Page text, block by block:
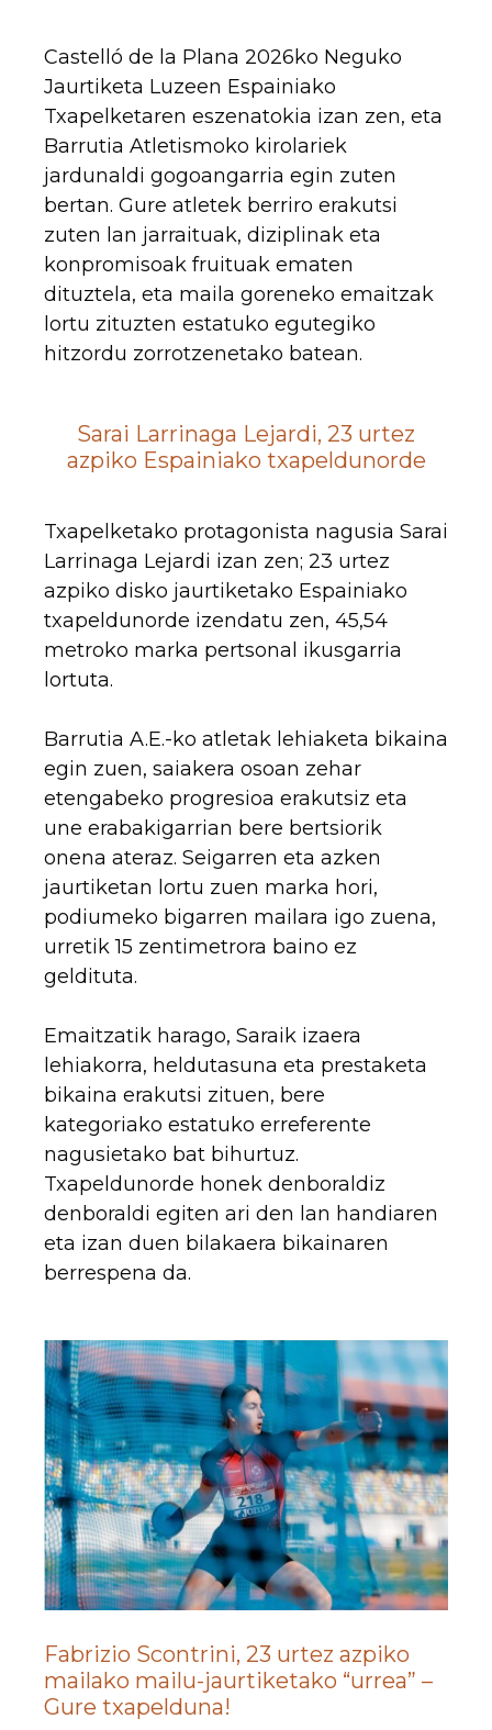
Castelló de la Plana 2026ko Neguko
Jaurtiketa Luzeen Espainiako
Txapelketaren eszenatokia izan zen, eta
Barrutia Atletismoko kirolariek
jardunaldi gogoangarria egin zuten
bertan. Gure atletek berriro erakutsi
zuten lan jarraituak, diziplinak eta
konpromisoak fruituak ematen
dituztela, eta maila goreneko emaitzak
lortu zituzten estatuko egutegiko
hitzordu zorrotzenetako batean.
Sarai Larrinaga Lejardi, 23 urtez
azpiko Espainiako txapeldunorde
Txapelketako protagonista nagusia Sarai
Larrinaga Lejardi izan zen; 23 urtez
azpiko disko jaurtiketako Espainiako
txapeldunorde izendatu zen, 45,54
metroko marka pertsonal ikusgarria
lortuta.
Barrutia A.E.-ko atletak lehiaketa bikaina
egin zuen, saiakera osoan zehar
etengabeko progresioa erakutsiz eta
une erabakigarrian bere bertsiorik
onena ateraz. Seigarren eta azken
jaurtiketan lortu zuen marka hori,
podiumeko bigarren mailara igo zuena,
urretik 15 zentimetrora baino ez
geldituta.
Emaitzatik harago, Saraik izaera
lehiakorra, heldutasuna eta prestaketa
bikaina erakutsi zituen, bere
kategoriako estatuko erreferente
nagusietako bat bihurtuz.
Txapeldunorde honek denboraldiz
denboraldi egiten ari den lan handiaren
eta izan duen bilakaera bikainaren
berrespena da.
Fabrizio Scontrini, 23 urtez azpiko
mailako mailu-jaurtiketako “urrea” –
Gure txapelduna!